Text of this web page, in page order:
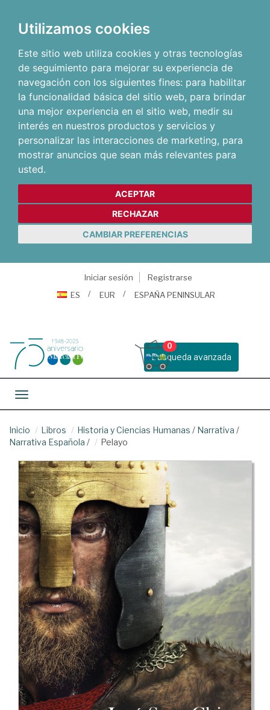
Utilizamos cookies
Este sitio web utiliza cookies y otras tecnologías
de seguimiento para mejorar su experiencia de
navegación con los siguientes fines: para habilitar
la funcionalidad básica del sitio web, para brindar
una mejor experiencia en el sitio web, medir su
interés en nuestros productos y servicios y
personalizar las interacciones de marketing, para
mostrar anuncios que sean más relevantes para
usted.
ACEPTAR
RECHAZAR
CAMBIAR PREFERENCIAS
Iniciar sesión
Registrarse
ES
EUR ESPAÑA PENINSULAR
Busqueda avanzada
0
Toggle navigation
Inicio Libros Historia y Ciencias Humanas / Narrativa /
Narrativa Española / Pelayo